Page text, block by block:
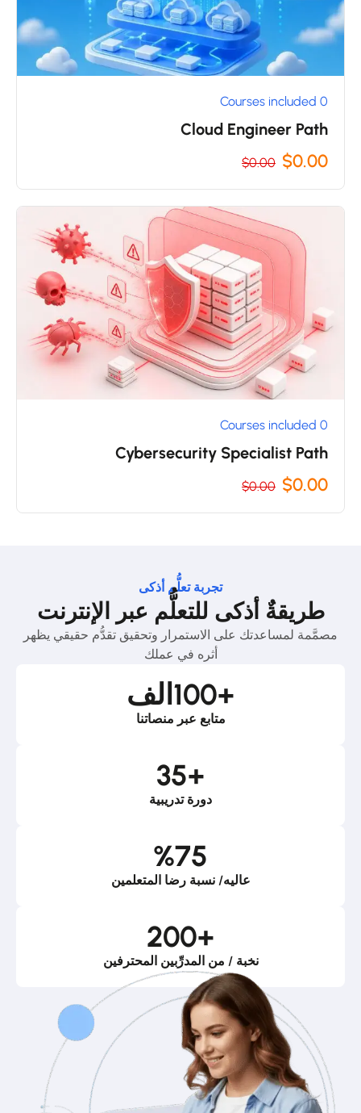
0 Courses included
Cloud Engineer Path
$0.00 $0.00
0 Courses included
Cybersecurity Specialist Path
$0.00 $0.00
تجربة تعلُّم أذكى
طريقةٌ أذكى للتعلُّم عبر الإنترنت
مصمَّمة لمساعدتك على الاستمرار وتحقيق تقدُّم حقيقي يظهر
أثره في عملك
متابع عبر منصاتنا
+
100 الف
دورة تدريبية
+
35
عاليه/ نسبة رضا المتعلمين
75
%
نخبة / من المدرِّبين المحترفين
+
200